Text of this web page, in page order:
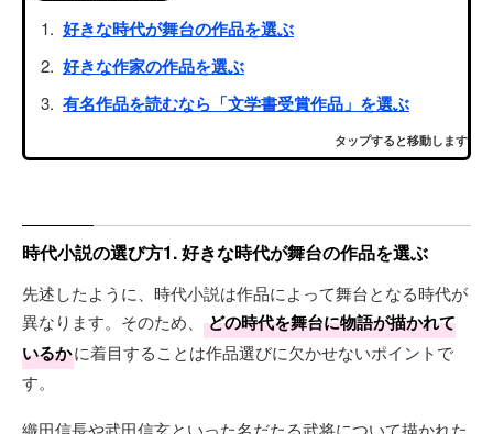
好きな時代が舞台の作品を選ぶ
好きな作家の作品を選ぶ
有名作品を読むなら「文学書受賞作品」を選ぶ
タップすると移動します
時代小説の選び方1. 好きな時代が舞台の作品を選ぶ
先述したように、時代小説は作品によって舞台となる時代が
異なります。そのため、
どの時代を舞台に物語が描かれて
いるかに着目することは作品選びに欠かせないポイントで
す。
織田信長や武田信玄といった名だたる武将について描かれた